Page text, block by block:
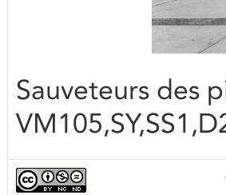
Sauveteurs des